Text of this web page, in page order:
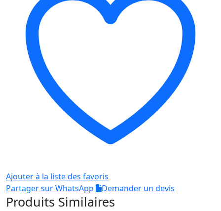
YELLOW
Ajouter à la liste des favoris
Partager sur WhatsApp
Demander un devis
Produits Similaires